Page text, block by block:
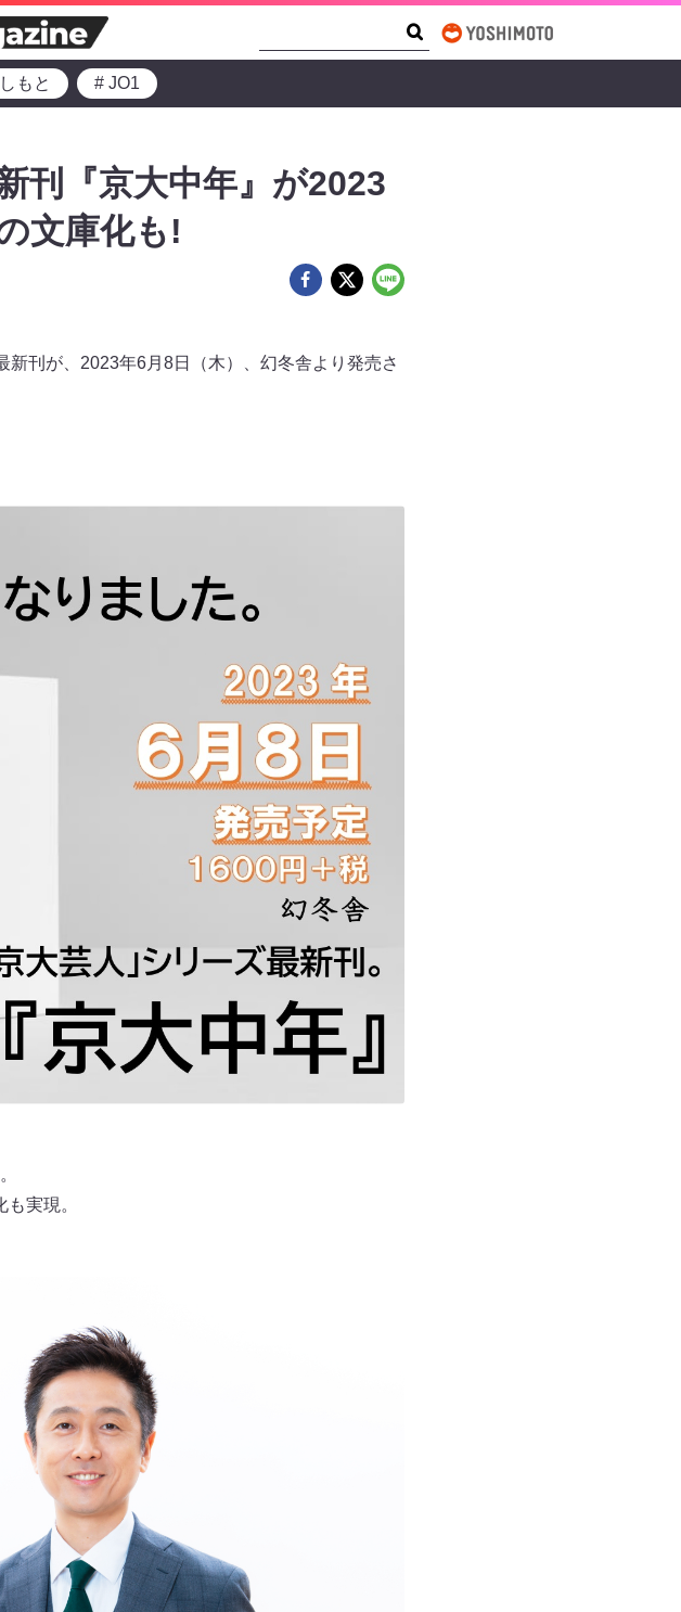
もと # JO1
刊『京大中年』が2023
文庫化も!
刊が、2023年6月8日（木）、幻冬舎より発売さ
実現。